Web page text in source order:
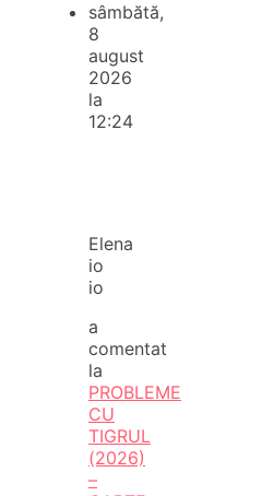
sâmbătă,
8
august
2026
la
12:24
Elena
io
io
a
comentat
la
PROBLEME
CU
TIGRUL
(2026)
–